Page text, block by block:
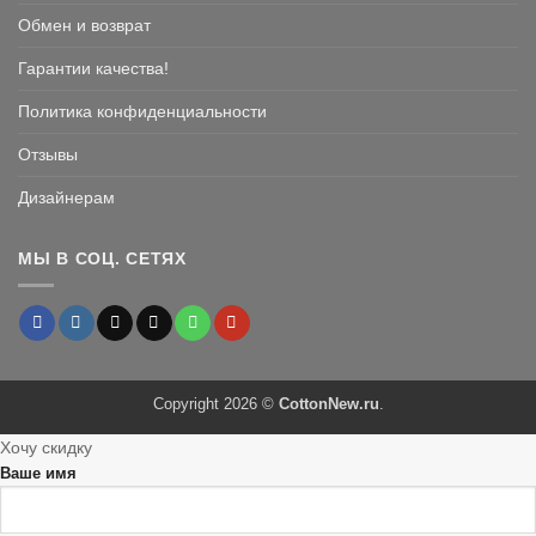
Обмен и возврат
Гарантии качества!
Политика конфиденциальности
Отзывы
Дизайнерам
МЫ В СОЦ. СЕТЯХ
Copyright 2026 © CottonNew.ru.
Хочу скидку
Ваше имя